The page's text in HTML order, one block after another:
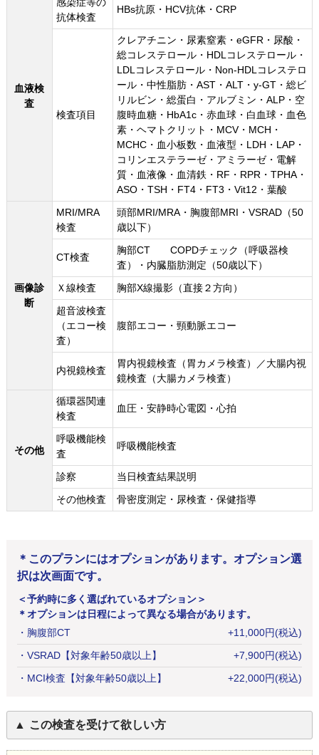
血液検
査
感染症等の
抗体検査
HBs抗原・HCV抗体・CRP
検査項目
クレアチニン・尿素窒素・eGFR・尿酸・
総コレステロール・HDLコレステロール・
LDLコレステロール・Non-HDLコレステロ
ール・中性脂肪・AST・ALT・y-GT・総ビ
リルビン・総蛋白・アルブミン・ALP・空
腹時血糖・HbA1c・赤血球・白血球・血色
素・ヘマトクリット・MCV・MCH・
MCHC・血小板数・血液型・LDH・LAP・
コリンエステラーゼ・アミラーゼ・電解
質・血液像・血清鉄・RF・RPR・TPHA・
ASO・TSH・FT4・FT3・Vit12・葉酸
画像診
断
MRI/MRA
検査
頭部MRI/MRA・胸腹部MRI・VSRAD（50
歳以下）
CT検査
胸部CT COPDチェック（呼吸器検
査）・内臓脂肪測定（50歳以下）
Ｘ線検査
胸部X線撮影（直接２方向）
超音波検査
（エコー検
査）
腹部エコー・頸動脈エコー
内視鏡検査
胃内視鏡検査（胃カメラ検査）／大腸内視
鏡検査（大腸カメラ検査）
その他
循環器関連
検査
血圧・安静時心電図・心拍
呼吸機能検
査
呼吸機能検査
診察
当日検査結果説明
その他検査
骨密度測定・尿検査・保健指導
＊このプランにはオプションがあります。オプション選
択は次画面です。
＜予約時に多く選ばれているオプション＞
＊オプションは日程によって異なる場合があります。
・ 胸腹部CT +11,000円(税込)
・ VSRAD【対象年齢50歳以上】 +7,900円(税込)
・ MCI検査【対象年齢50歳以上】 +22,000円(税込)
この検査を受けて欲しい方